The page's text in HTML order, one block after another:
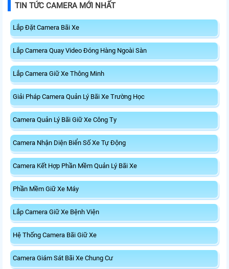
TIN TỨC CAMERA MỚI NHẤT
Lắp Đặt Camera Bãi Xe
Lắp Camera Quay Video Đóng Hàng Ngoài Sàn
Lắp Camera Giữ Xe Thông Minh
Giải Pháp Camera Quản Lý Bãi Xe Trường Học
Camera Quản Lý Bãi Giữ Xe Công Ty
Camera Nhận Diện Biển Số Xe Tự Động
Camera Kết Hợp Phần Mềm Quản Lý Bãi Xe
Phần Mềm Giữ Xe Máy
Lắp Camera Giữ Xe Bệnh Viện
Hệ Thống Camera Bãi Giữ Xe
Camera Giám Sát Bãi Xe Chung Cư